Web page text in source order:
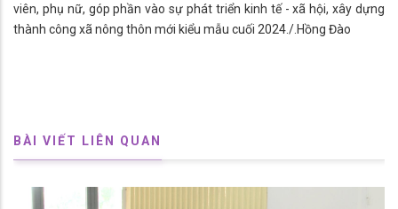
viên, phụ nữ, góp phần vào sự phát triển kinh tế - xã hội, xây dựng
thành công xã nông thôn mới kiểu mẫu cuối 2024./.Hồng Đào
BÀI VIẾT LIÊN QUAN